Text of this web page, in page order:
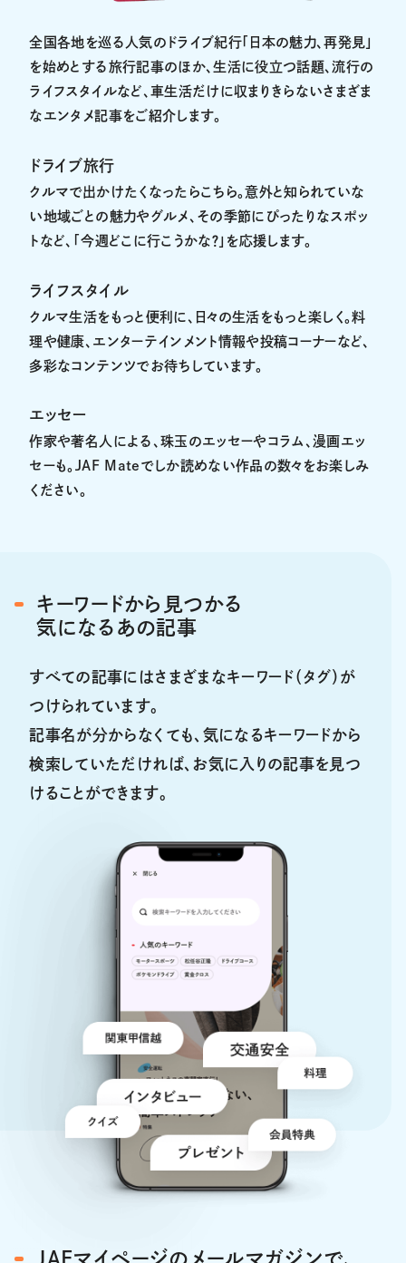
全国各地を巡る人気のドライブ紀行「日本の魅力、再発見」
を始めとする旅行記事のほか、生活に役立つ話題、流行の
ライフスタイルなど、車生活だけに収まりきらないさまざま
なエンタメ記事をご紹介します。
ドライブ旅行
クルマで出かけたくなったらこちら。意外と知られていな
い地域ごとの魅力やグルメ、その季節にぴったりなスポッ
トなど、「今週どこに行こうかな？」を応援します。
ライフスタイル
クルマ生活をもっと便利に、日々の生活をもっと楽しく。料
理や健康、エンターテインメント情報や投稿コーナーなど、
多彩なコンテンツでお待ちしています。
エッセー
作家や著名人による、珠玉のエッセーやコラム、漫画エッ
セーも。JAF Mateでしか読めない作品の数々をお楽しみ
ください。
キーワードから見つかる
気になるあの記事
すべての記事にはさまざまなキーワード（タグ）が
つけられています。
記事名が分からなくても、気になるキーワードから
検索していただければ、お気に入りの記事を見つ
けることができます。
JAFマイページのメールマガジンで、